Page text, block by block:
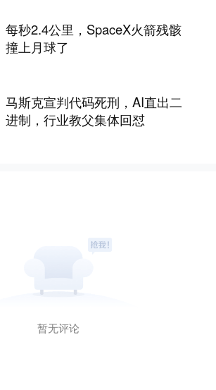
每秒2.4公里，SpaceX火箭残骸
撞上月球了
马斯克宣判代码死刑，AI直出二
进制，行业教父集体回怼
暂无评论